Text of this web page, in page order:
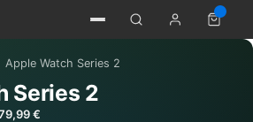
Apple Watch Series 2
Series 2
€